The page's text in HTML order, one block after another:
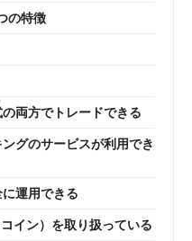
の特徴
両方でトレードできる
グのサービスが利用でき
運用できる
イン）を取り扱っている